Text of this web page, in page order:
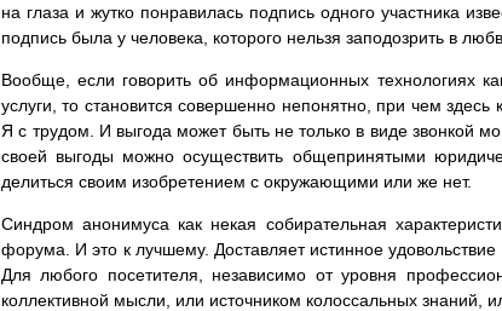
на глаза и жутко понравилась подпись одного участника
подпись была у человека, которого нельзя заподозрить в
Вообще, если говорить об информационных технологиях
услуги, то становится совершенно непонятно, при чем
Я с трудом. И выгода может быть не только в виде звонкой
своей выгоды можно осуществить общепринятыми
делиться своим изобретением с окружающими или же нет.
Синдром анонимуса как некая собирательная
форума. И это к лучшему. Доставляет истинное
Для любого посетителя, независимо от уровня
коллективной мысли, или источником колоссальных знаний,